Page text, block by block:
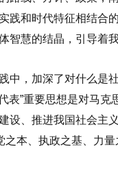
践和时代特征相结合
慧的结晶，引导着
，加深了对什么是
表”重要思想是对马
、推进我国社会主
本、执政之基、力量